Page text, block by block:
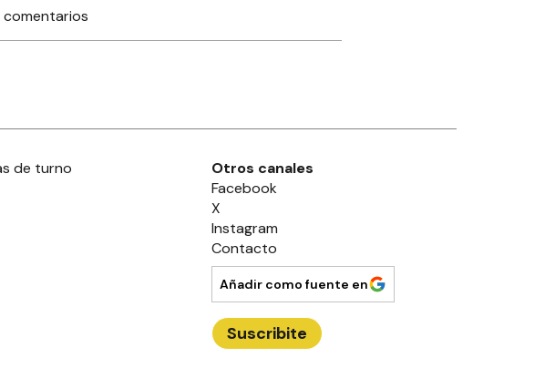
de turno
Otros canales
Facebook
X
Instagram
Contacto
Añadir como fuente en
Suscribite